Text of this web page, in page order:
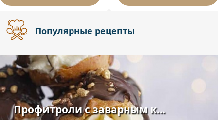
Популярные рецепты
Профитроли с заварным к...